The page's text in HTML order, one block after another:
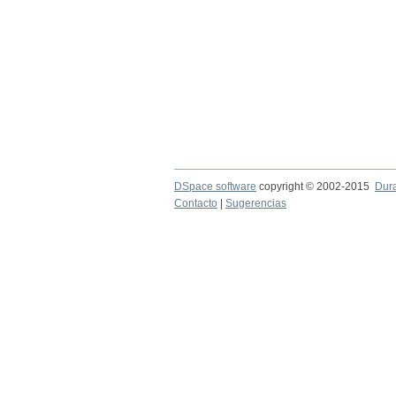
DSpace software copyright © 2002-2015
Contacto
Sugerencias